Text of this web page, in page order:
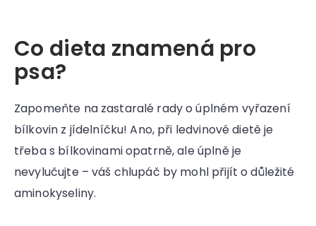
Co dieta znamená pro
psa?
Zapomeňte na zastaralé rady o úplném vyřazení
bílkovin z jídelníčku! Ano, při ledvinové dietě je
třeba s bílkovinami opatrně, ale úplně je
nevylučujte – váš chlupáč by mohl přijít o důležité
aminokyseliny.
n
a
j
í
t
?